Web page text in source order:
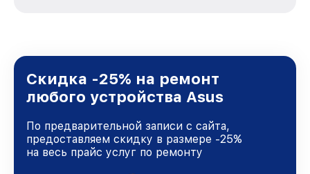
Нижнем Новгороде, постоянно повышая
уровень доверия и лояльности наших
клиентов.
Скидка -25% на ремонт
любого устройства Asus
По предварительной записи с сайта,
предоставляем скидку в размере -25%
на весь прайс услуг по ремонту